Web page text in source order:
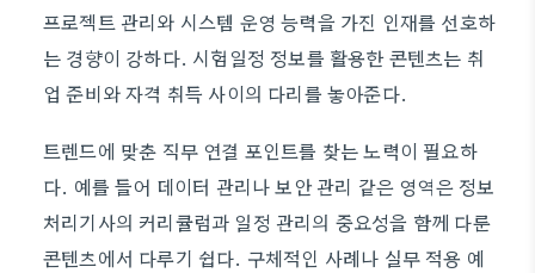
프로젝트 관리와 시스템 운영 능력을 가진 인재를 선호하
는 경향이 강하다. 시험일정 정보를 활용한 콘텐츠는 취
업 준비와 자격 취득 사이의 다리를 놓아준다.
트렌드에 맞춘 직무 연결 포인트를 찾는 노력이 필요하
다. 예를 들어 데이터 관리나 보안 관리 같은 영역은 정보
처리기사의 커리큘럼과 일정 관리의 중요성을 함께 다룬
콘텐츠에서 다루기 쉽다. 구체적인 사례나 실무 적용 예